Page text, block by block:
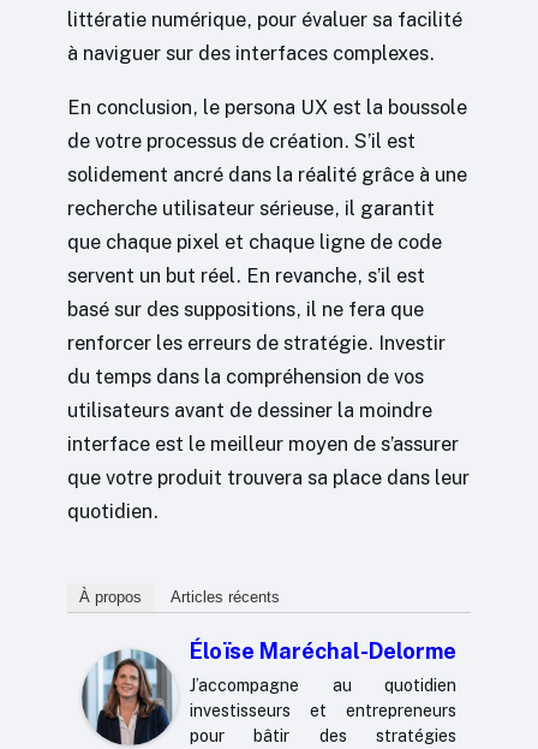
littératie numérique, pour évaluer sa facilité
à naviguer sur des interfaces complexes.
En conclusion, le persona UX est la boussole
de votre processus de création. S’il est
solidement ancré dans la réalité grâce à une
recherche utilisateur sérieuse, il garantit
que chaque pixel et chaque ligne de code
servent un but réel. En revanche, s’il est
basé sur des suppositions, il ne fera que
renforcer les erreurs de stratégie. Investir
du temps dans la compréhension de vos
utilisateurs avant de dessiner la moindre
interface est le meilleur moyen de s’assurer
que votre produit trouvera sa place dans leur
quotidien.
À propos Articles récents
Éloïse Maréchal-Delorme
J’accompagne au quotidien
investisseurs et entrepreneurs
pour bâtir des stratégies